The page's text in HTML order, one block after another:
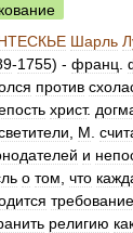
Шарль
-1755) - франц
против
христ.
М
и
о том что
требование
религию